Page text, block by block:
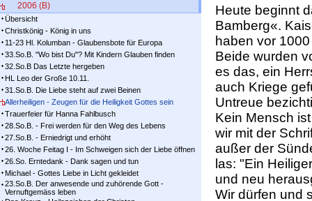
2006 (B)
Übersicht
Christkönig - König in uns
11-23 Hl. Kolumban - Glaubensbote für Europa
33.So.B. "Wo bist Du"? Mit Kindern Glauben finden
32.So.B Das Letzte hergeben
HL Leo der Große 10.11.
31.So.B. Die Liebe steht auf zwei Beinen
Allerheiligen - Zeugen für die Heiligkeit Gottes sein
Trauerfeier für Hanna Fahlbusch
28.So.B. - Frei werden für den Weg des Lebens
27.So.B. - Erniedrigt und erhöht
26. Woche Feitag I - Im Schweigen sich der Liebe öffnen
26.So. Erntedank - Dank sagen und tun
Michael - Gottes Liebe in Licht gekleidet
23.So.B. Der anwesende und zuhörende Gott -
Vernuftgemäss leben
Heute beginnt
Bamberg«.
haben vor
Beide wurden
es das, ein
auch Kriege
Untreue
Kein Mensch
wir mit der
außer der
las: "Ein
und neu
Wir dürfen und